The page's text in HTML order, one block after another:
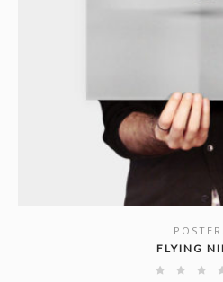
SHOW
FLYING